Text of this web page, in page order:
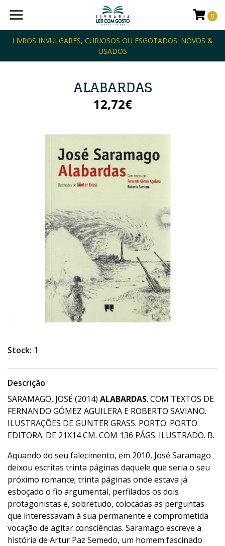
LIVROS INVULGARES, CURIOSOS OU ESGOTADOS: NOVOS &
USADOS
0
ALABARDAS
12,72€
Stock: 1
Descrição
SARAMAGO, JOSÉ (2014) ALABARDAS. COM TEXTOS DE
FERNANDO GÓMEZ AGUILERA E ROBERTO SAVIANO.
ILUSTRAÇÕES DE GUNTER GRASS. PORTO: PORTO
EDITORA. DE 21X14 CM. COM 136 PÁGS. ILUSTRADO. B.
Aquando do seu falecimento, em 2010, José Saramago
deixou escritas trinta páginas daquele que seria o seu
próximo romance; trinta páginas onde estava já
esboçado o fio argumental, perfilados os dois
protagonistas e, sobretudo, colocadas as perguntas
que interessavam à sua permanente e comprometida
vocação de agitar consciências. Saramago escreve a
história de Artur Paz Semedo, um homem fascinado